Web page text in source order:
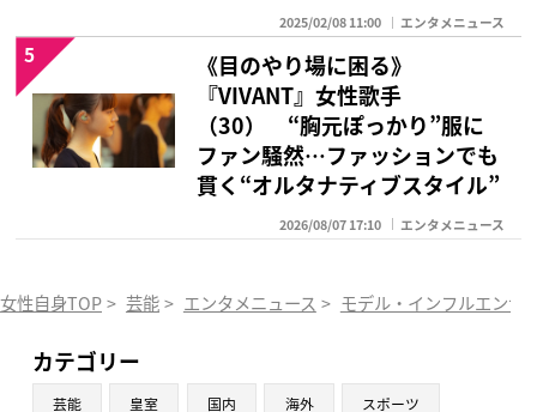
2025/02/08 11:00 エンタメニュース
《目のやり場に困る》
『VIVANT』女性歌手
（30） “胸元ぽっかり”服に
ファン騒然…ファッションでも
貫く“オルタナティブスタイル”
2026/08/07 17:10 エンタメニュース
5
女性自身TOP > 芸能 > エンタメニュース > モデル・インフルエンサ
カテゴリー
芸能 皇室 国内 海外 スポーツ